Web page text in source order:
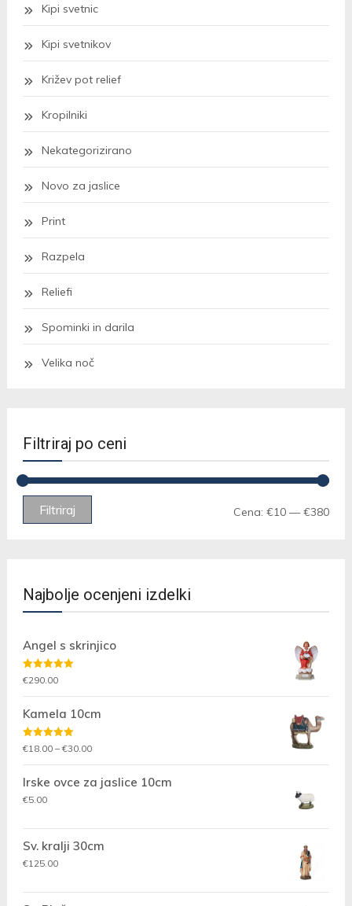
Kipi svetnic
Kipi svetnikov
Križev pot relief
Kropilniki
Nekategorizirano
Novo za jaslice
Print
Razpela
Reliefi
Spominki in darila
Velika noč
Filtriraj po ceni
Min
Max
Filtriraj Cena:€10 —€380
Najbolje ocenjeni izdelki
Angel s skrinjico
Ocenjeno
5.00 od 5
€290.00
Kamela 10cm
Ocenjeno
5.00od 5
€18.00 – €30.00Cenovni
razpon:
od
€30.00
Irske ovce za jaslice 10cm
€5.00
Sv. kralji 30cm
€125.00